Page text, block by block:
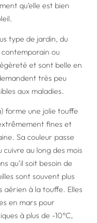
qu’elle est bien
type de jardin, du
ou
et sont belle en
très peu
aux maladies.
forme une jolie touffe
fines et
Sa couleur passe
au long des mois
qu’il soit besoin de
sont souvent plus
à la touffe. Elles
en mars pour
à plus de -10°C,